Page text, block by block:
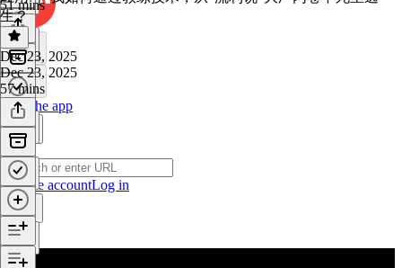
Get the app
Create accountLog in
51 mins
生？
Dec 23, 2025
Dec 23, 2025
57 mins